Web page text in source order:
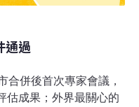
通過
合併後首次專家會議，
估成果；外界最關心的